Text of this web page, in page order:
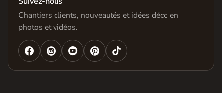
Chantiers clients, nouveautés et idées déco en
photos et vidéos.
   